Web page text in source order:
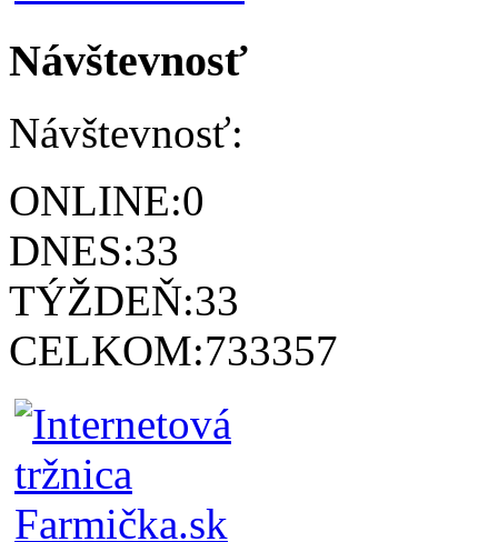
Návštevnosť
Návštevnosť:
ONLINE:0
DNES:33
TÝŽDEŇ:33
CELKOM:733357